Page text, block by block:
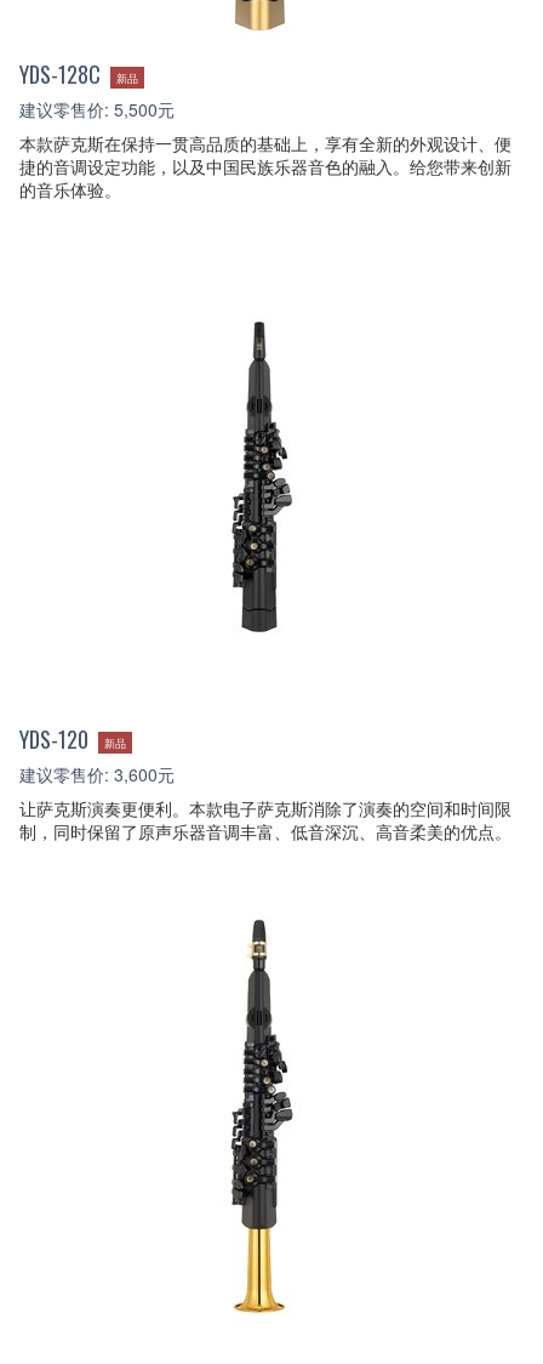
YDS-128C 新品
建议零售价: 5,500元
本款萨克斯在保持一贯高品质的基础上，享有全新的外观设计、便
捷的音调设定功能，以及中国民族乐器音色的融入。给您带来创新
的音乐体验。
YDS-120 新品
建议零售价: 3,600元
让萨克斯演奏更便利。本款电子萨克斯消除了演奏的空间和时间限
制，同时保留了原声乐器音调丰富、低音深沉、高音柔美的优点。